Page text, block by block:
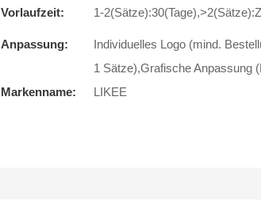
Vorlaufzeit: 1-
Anpassung:
Individuelles Logo (mind.
1 Sätze),Grafische Anpassung
Markenname:
LIKEE